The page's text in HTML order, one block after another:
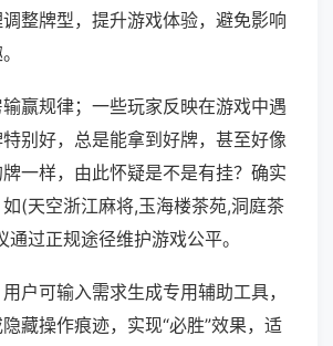
整牌型，提升游戏体验，避免影响
赢规律；一些玩家反映在游戏中遇
别好，总是能拿到好牌，甚至好像
一样，由此怀疑是不是有挂？确实
(天空浙江麻将,玉海楼茶苑,洞庭茶
过正规途径维护游戏公平。
户可输入需求生成专用辅助工具，
藏操作痕迹，实现“必胜”效果，适